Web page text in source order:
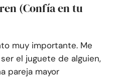
(Confía en tu
muy importante. Me
el juguete de alguien,
pareja mayor